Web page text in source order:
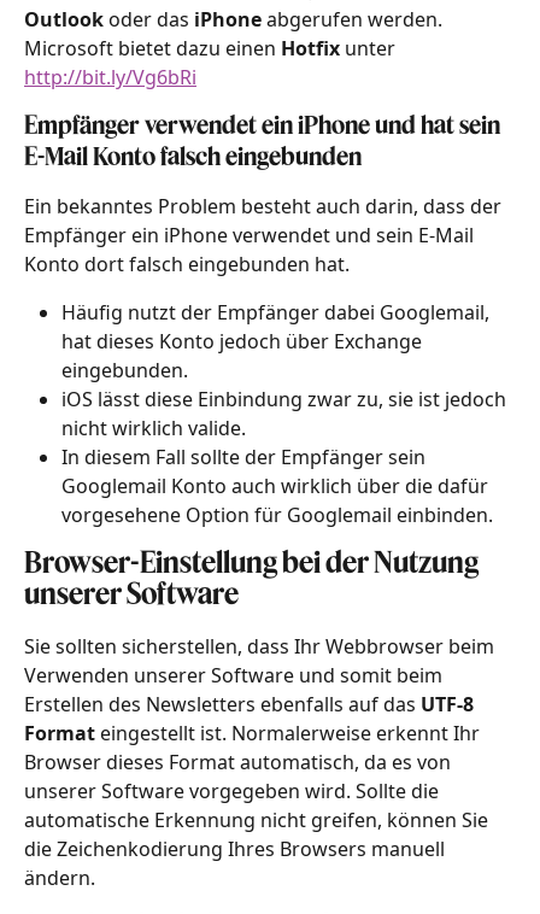
Outlook oder das iPhone abgerufen werden.
Microsoft bietet dazu einen Hotfix unter
http://bit.ly/Vg6bRi
Empfänger verwendet ein iPhone und hat sein
E-Mail Konto falsch eingebunden
Ein bekanntes Problem besteht auch darin, dass der
Empfänger ein iPhone verwendet und sein E-Mail
Konto dort falsch eingebunden hat.
Häufig nutzt der Empfänger dabei Googlemail,
hat dieses Konto jedoch über Exchange
eingebunden.
iOS lässt diese Einbindung zwar zu, sie ist jedoch
nicht wirklich valide.
In diesem Fall sollte der Empfänger sein
Googlemail Konto auch wirklich über die dafür
vorgesehene Option für Googlemail einbinden.
Browser-Einstellung bei der Nutzung
unserer Software
Sie sollten sicherstellen, dass Ihr Webbrowser beim
Verwenden unserer Software und somit beim
Erstellen des Newsletters ebenfalls auf das UTF-8
Format eingestellt ist. Normalerweise erkennt Ihr
Browser dieses Format automatisch, da es von
unserer Software vorgegeben wird. Sollte die
automatische Erkennung nicht greifen, können Sie
die Zeichenkodierung Ihres Browsers manuell
ändern.